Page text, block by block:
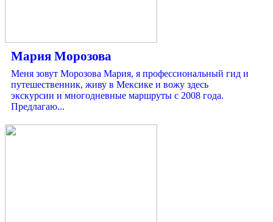
Мария Морозова
Меня зовут Морозова Мария, я профессиональный гид и
путешественник, живу в Мексике и вожу здесь
экскурсии и многодневные маршруты с 2008 года.
Предлагаю...